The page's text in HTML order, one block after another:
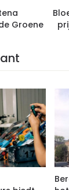
Groene